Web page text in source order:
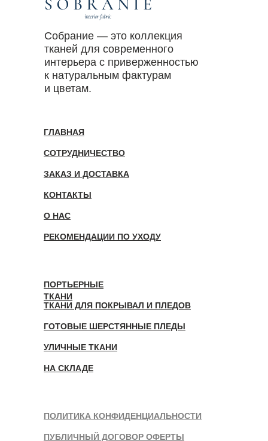
Собрание — это коллекция
тканей для современного
интерьера с приверженностью
к натуральным фактурам
и цветам.
ГЛАВНАЯ
СОТРУДНИЧЕСТВО
ЗАКАЗ И ДОСТАВКА
КОНТАКТЫ
О НАС
ПОЛИТИКА КОНФИДЕНЦИАЛЬНОСТИ
ПОРТЬЕРНЫЕ
ТКАНИ
ТКАНИ ДЛЯ ПОКРЫВАЛ И ПЛЕДОВ
ГОТОВЫЕ ШЕРСТЯННЫЕ ПЛЕДЫ
УЛИЧНЫЕ ТКАНИ
НА СКЛАДЕ
РЕКОМЕНДАЦИИ ПО УХОДУ
ПУБЛИЧНЫЙ ДОГОВОР ОФЕРТЫ